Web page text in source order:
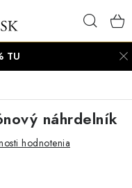
TU
náhrdelník
hodnotenia